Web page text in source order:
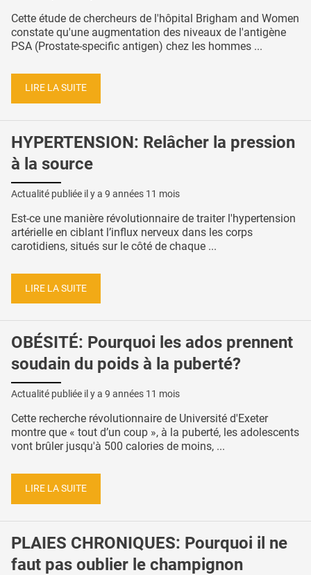
Cette étude de chercheurs de l'hôpital Brigham and Women
constate qu'une augmentation des niveaux de l'antigène
PSA (Prostate-specific antigen) chez les hommes ...
LIRE LA SUITE
HYPERTENSION: Relâcher la pression
à la source
Actualité publiée il y a 9 années 11 mois
Est-ce une manière révolutionnaire de traiter l'hypertension
artérielle en ciblant l’influx nerveux dans les corps
carotidiens, situés sur le côté de chaque ...
LIRE LA SUITE
OBÉSITÉ: Pourquoi les ados prennent
soudain du poids à la puberté?
Actualité publiée il y a 9 années 11 mois
Cette recherche révolutionnaire de Université d'Exeter
montre que « tout d’un coup », à la puberté, les adolescents
vont brûler jusqu'à 500 calories de moins, ...
LIRE LA SUITE
PLAIES CHRONIQUES: Pourquoi il ne
faut pas oublier le champignon